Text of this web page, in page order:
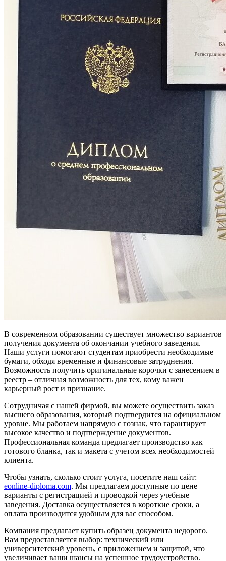
В современном образовании существует множество вариантов
получения документа об окончании учебного заведения.
Наши услуги помогают студентам приобрести необходимые
бумаги, обходя временные и финансовые затруднения.
Возможность получить оригинальные корочки с занесением в
реестр – отличная возможность для тех, кому важен
карьерный рост и признание.
Сотрудничая с нашей фирмой, вы можете осуществить заказ
высшего образования, который подтвердится на официальном
уровне. Мы работаем напрямую с гознак, что гарантирует
высокое качество и подтверждение документов.
Профессиональная команда предлагает производство как
готового бланка, так и макета с учетом всех необходимостей
клиента.
Чтобы узнать, сколько стоит услуга, посетите наш сайт:
eonline-diploma.com. Мы предлагаем доступные по цене
варианты с регистрацией и проводкой через учебные
заведения. Доставка осуществляется в короткие сроки, а
оплата производится удобным для вас способом.
Компания предлагает купить образец документа недорого.
Вам предоставляется выбор: технический или
университетский уровень, с приложением и защитой, что
увеличивает ваши шансы на успешное трудоустройство.